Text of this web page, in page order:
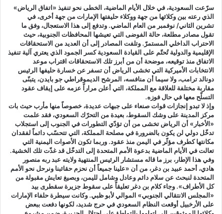
سرّعت السعودية، في خلال الأيام الماضية، الخطى نحو تنفيذ «اتفاق الرياض»
الذي رعته بين وكلائها من جهة ووكلاء حليفتها الإمارات من جهة أخرى، في
تشرين الثاني/ نوفمبر من العام الماضي. وتدفع إلى هذا الاستعجال، وفق ما
تقول مصادر مطلعة، حالة الفوضى التي تعيشها المحافظات الجنوبية، حيث
الاحتراب الداخلي المستمرّ. وتلفت المصادر إلى أن العديد من الاستحقاقات
الإقليمية والدولية تُحتّم على القيادة السعودية كسر الجمود الذي يعتري آلية تنفيذ
الاتفاق منذ توقيعه، موضحة أن من أبرز تلك الاستحقاقات اقتراب موعد
الانتخابات الأميركية التي تخشى الرياض أن تسفر عن خسارة حليفها الرئيس
دونالد ترامب، ولا سيما أن منافسه، المرشح الديموقراطي جو بايدن، يتبنّى
مقاربة مختلفة للعلاقة مع المملكة، التي أعلن مراراً عزمه على إيقاف عقود
التسلّح معها في حال فوزه.
وإذ لا تبدو إنجازات قوات صنعاء على جبهات عديدة، خصوصاً منها مأرب حيث بات
مركز المدينة على وشك السقوط، بعيدة من التحرّك السعودي، فقد علمت
«الأخبار» أن الرياض تخشى من أن تؤدّي التطورات في الجنوب إلى استجلاب
تدخّل دولي لن يكون بالضرورة في مصلحة المملكة، التي تتحسّب دائماً لفقدان
مكانتها كطرف مؤثّر في اليمن منذ عقود. وربما تكون الأصوات اليمنية التي
تعالت في الأيام الماضية بدعوة الأمم المتحدة إلى التدخّل قد غذّت تلك الخشية.
وفي هذا الإطار، برز ما قاله مستشار الرئيس المنتهية ولايته عبد ربه منصور
هادي، أحمد عبيد بن دغر، من أن «علينا جميعاً أن نحزم حقائبنا ونرحل نحو الأمم
المتحدة لنبحث عن سلام دائم وعادل وشامل لليمن، وبصيغ تعايش مقبولة من
كل الأطراف». وجاء كلام بن دغر تعليقاً على سقوط جزيرة سقطرى بيد
«المجلس الانتقالي الجنوبي» الموالي لأبو ظبي. وكانت سيطرة حلفاء الإمارات
على الأرخبيل أوقعت النظام السعودي في حرج شديد، لكونها دفعت ببعض